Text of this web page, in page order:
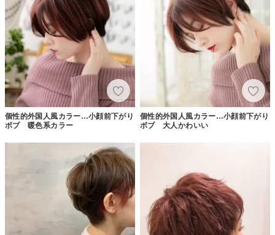
個性的外国人風カラー…小顔前下がり
ボブ 暖色系カラー
個性的外国人風カラー…小顔前下がり
ボブ 大人かわいい